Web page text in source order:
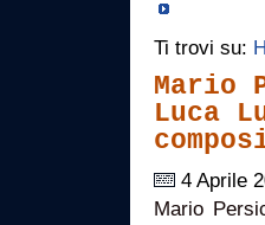
Ti trovi su:
Mario
Luca
4 Aprile
Mario